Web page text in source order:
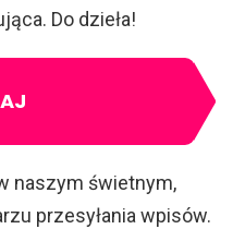
Do dzieła!
naszym świetnym,
przesyłania wpisów.